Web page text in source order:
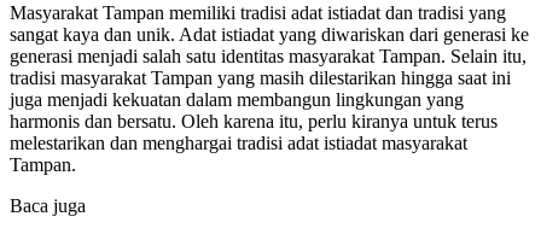
Masyarakat Tampan memiliki tradisi adat istiadat dan tradisi yang
sangat kaya dan unik. Adat istiadat yang diwariskan dari generasi ke
generasi menjadi salah satu identitas masyarakat Tampan. Selain itu,
tradisi masyarakat Tampan yang masih dilestarikan hingga saat ini
juga menjadi kekuatan dalam membangun lingkungan yang
harmonis dan bersatu. Oleh karena itu, perlu kiranya untuk terus
melestarikan dan menghargai tradisi adat istiadat masyarakat
Tampan.
Baca juga